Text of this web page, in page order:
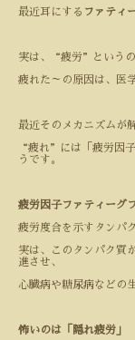
最近耳にする ファティ
実は、“疲労”というの
疲れた～の原因は、医
最近そのメカニズムが
“疲れ”には「疲労因子
うです。
疲労因子ファティーグ
疲労度合を示すタンパ
実は、このタンパク質
進させ、
心臓病や糖尿病などの
怖いのは「隠れ疲労」